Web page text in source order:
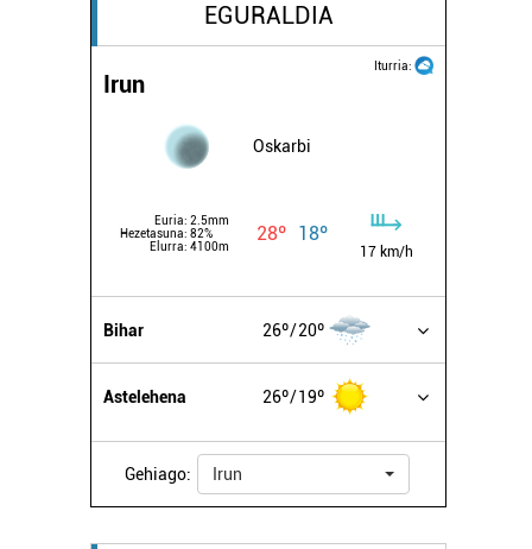
EGURALDIA
Iturria:
Irun
Oskarbi
Euria: 2.5mm
Hezetasuna: 82%
Elurra: 4100m
28º 18º
17 km/h
Bihar 26º 20º
Astelehena 26º 19º
Gehiago: Irun